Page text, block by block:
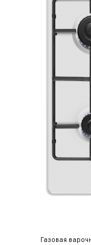
Газовая